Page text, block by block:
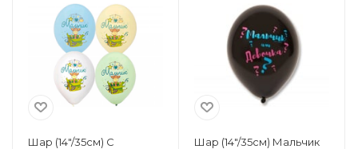
Шар (14"/35см) С
Шар (14"/35см) Мальчик